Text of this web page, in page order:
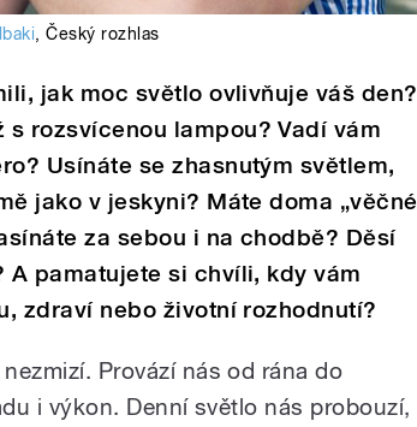
,Český rozhlas
jak moc světlo ovlivňuje váš den?
rozsvícenou lampou? Vadí vám
Usínáte se zhasnutým světlem,
jako v jeskyni? Máte doma „věčné
za sebou i na chodbě? Děsí
A pamatujete si chvíli, kdy vám
zdraví nebo životní rozhodnutí?
Provází nás od rána do
i výkon. Denní světlo nás probouzí,